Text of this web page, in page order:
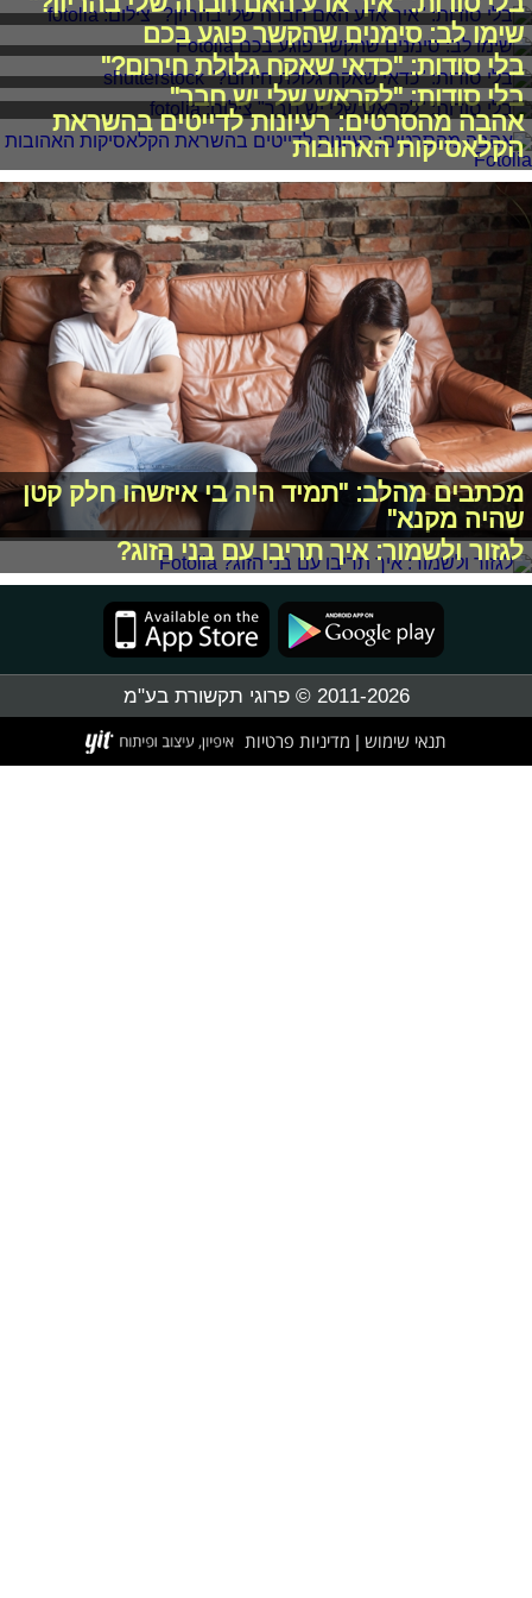
שימו לב: סימנים שהקשר פוגע בכם
בלי סודות: "כדאי שאקח גלולת חירום?"
בלי סודות: "לקראש שלי יש חבר"
אהבה מהסרטים: רעיונות לדייטים בהשראת
הקלאסיקות האהובות
מכתבים מהלב: "תמיד היה בי איזשהו חלק קטן
שהיה מקנא"
לגזור ולשמור: איך תריבו עם בני הזוג?
2011-2026 © פרוגי תקשורת בע"מ
תנאי שימוש מדיניות פרטיות